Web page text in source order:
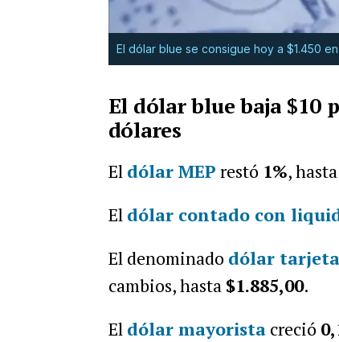
El dólar blue se consigue hoy a $1.450
El dólar blue baja $10
dólares
El dólar MEP restó 1%, hasta
El dólar contado con
El denominado dólar tarjeta
cambios, hasta $1.885,00.
El dólar mayoristacreció